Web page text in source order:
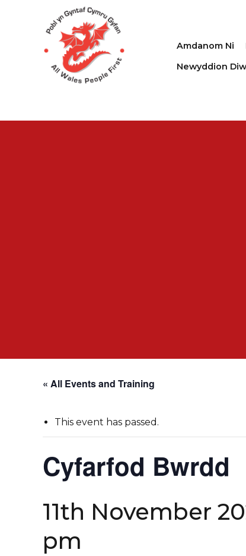
Amdanom Ni
Newyddion
« All Events and Training
This event has passed.
Cyfarfod Bwrdd
11th November
pm